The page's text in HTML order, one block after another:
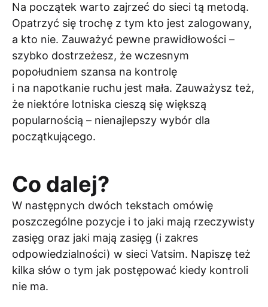
Na początek warto zajrzeć do sieci tą metodą.
Opatrzyć się trochę z tym kto jest zalogowany,
a kto nie. Zauważyć pewne prawidłowości –
szybko dostrzeżesz, że wczesnym
popołudniem szansa na kontrolę
i na napotkanie ruchu jest mała. Zauważysz też,
że niektóre lotniska cieszą się większą
popularnością – nienajlepszy wybór dla
początkującego.
Co dalej?
W następnych dwóch tekstach omówię
poszczególne pozycje i to jaki mają rzeczywisty
zasięg oraz jaki mają zasięg (i zakres
odpowiedzialności) w sieci Vatsim. Napiszę też
kilka słów o tym jak postępować kiedy kontroli
nie ma.